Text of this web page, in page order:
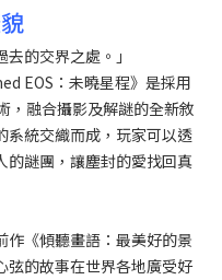
的交界之處。」
EOS：未曉星程》是採用
，融合攝影及解謎的全新敘
系統交織而成，玩家可以透
的謎團，讓塵封的愛找回真
作《傾聽畫語：最美好的景
弦的故事在世界各地廣受好